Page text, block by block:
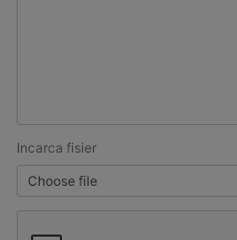
Incarca fisier
Choose file